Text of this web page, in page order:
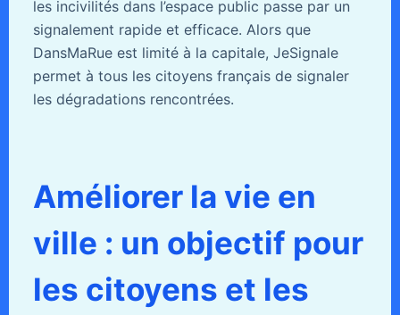
les incivilités dans l’espace public passe par un
signalement rapide et efficace. Alors que
DansMaRue est limité à la capitale, JeSignale
permet à tous les citoyens français de signaler
les dégradations rencontrées.
Améliorer la vie en
ville : un objectif pour
les citoyens et les